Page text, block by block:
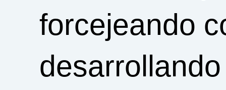
forcejeando